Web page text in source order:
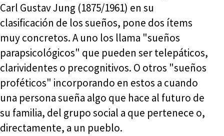
Carl Gustav Jung (1875/1961) en su
clasificación de los sueños, pone dos ítems
muy concretos. A uno los llama "sueños
parapsicológicos" que pueden ser telepáticos,
clarividentes o precognitivos. O otros "sueños
proféticos" incorporando en estos a cuando
una persona sueña algo que hace al futuro de
su familia, del grupo social a que pertenece o,
directamente, a un pueblo.